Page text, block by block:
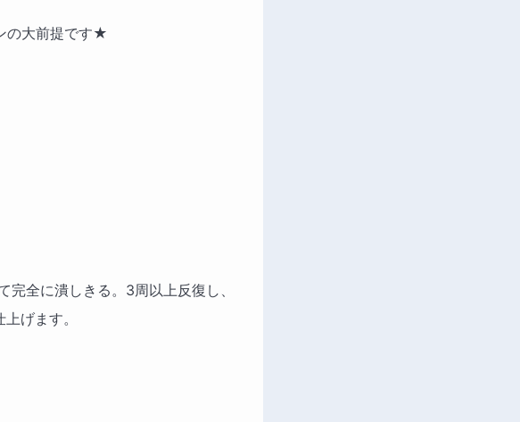
の大前提です★
全に潰しきる。3周以上反復し、
げます。